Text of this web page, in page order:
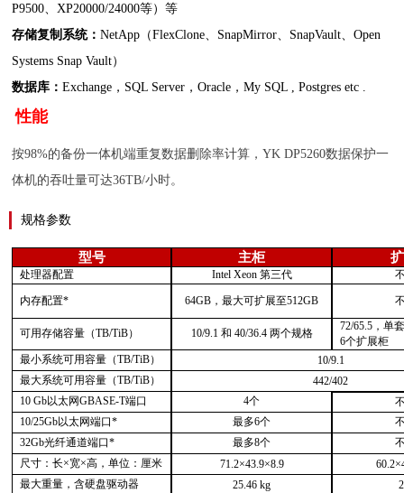
P9500、XP20000/24000等）等
存储复制系统：NetApp （FlexClone、 SnapMirror、 SnapVault、Open
Systems Snap Vault）
数据库：Exchange ， SQL Server ，Oracle，My SQL , Postgres etc .
性能
按98%的备份一体机端重复数据删除率计算，YK DP5260数据保护一
体机的吞吐量可达36TB/小时。
规格参数
型号 主柜
处理器配置 Intel Xeon 第三代
内存配置* 64GB，最大可扩展至512GB
可用存储容量（TB/TiB） 10/9.1 和 40/36.4 两个规格
72/65.5，单
6个扩展柜
最小系统可用容量（TB/TiB）
10/9.1
最大系统可用容量（TB/TiB）
442/402
10 Gb以太网GBASE-T端口
4个
10/25Gb以太网端口*
最多6个
32Gb光纤通道端口*
最多8个
尺寸：长×宽×高，单位：厘米 71.2×43.9×8.9
最大重量，含硬盘驱动器
25.46 kg